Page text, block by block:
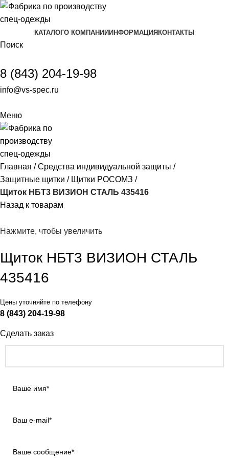
КАТАЛОГО КОМПАНИИ ИНФОРМАЦИЯ КОНТАКТЫ
Поиск
8 (843) 204-19-98
info@vs-spec.ru
Меню
Главная
Средства индивидуальной защиты
Защитные щитки
Щитки РОСОМЗ
Щиток НБТ3 ВИЗИОН СТАЛЬ 435416
Назад к товарам
Нажмите, чтобы увеличить
Щиток НБТ3 ВИЗИОН СТАЛЬ
435416
Цены уточняйте по телефону
8 (843) 204-19-98
Сделать заказ